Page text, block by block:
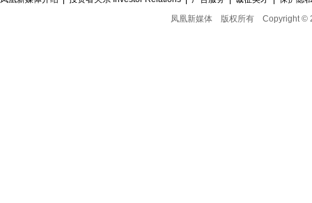
凤凰新媒体
版权所有 Copyright ©